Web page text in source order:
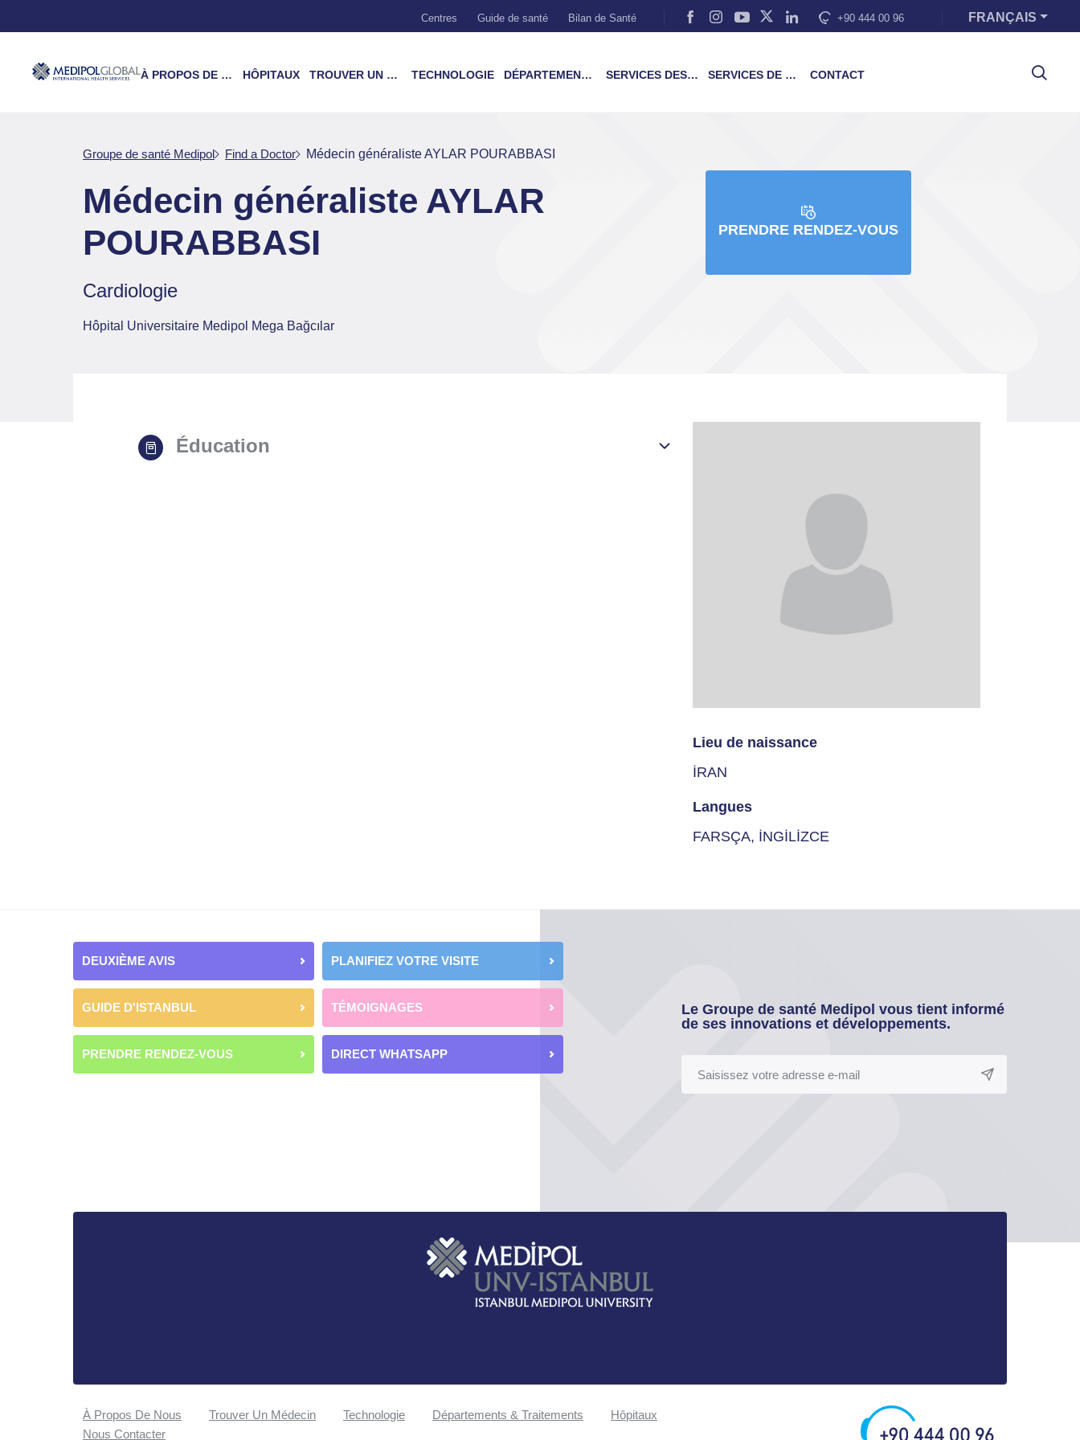
Centres Guide de santé Bilan de Santé +90 444 00 96 FRANÇAIS
À PROPOS DE NOUS HÔPITAUX TROUVER UN MÉDECIN TECHNOLOGIE DÉPARTEMENTS & TRAITEMENTS SERVICES DES PATIENTS SERVICES DE FORMATION CONTACT
Groupe de santé Medipol Find a Doctor Médecin généraliste AYLAR POURABBASI
Médecin généraliste AYLAR
POURABBASI
Cardiologie
Hôpital Universitaire Medipol Mega Bağcılar
PRENDRE RENDEZ-VOUS
Lieu de naissance
İRAN
Langues
FARSÇA, İNGİLİZCE
Éducation
DEUXIÈME AVIS PLANIFIEZ VOTRE VISITE
GUIDE D'ISTANBUL TÉMOIGNAGES
PRENDRE RENDEZ-VOUS DIRECT WHATSAPP
Le Groupe de santé Medipol vous tient informé
de ses innovations et développements.
À Propos De Nous Trouver Un Médecin Technologie Départements & Traitements
Hôpitaux
Nous Contacter